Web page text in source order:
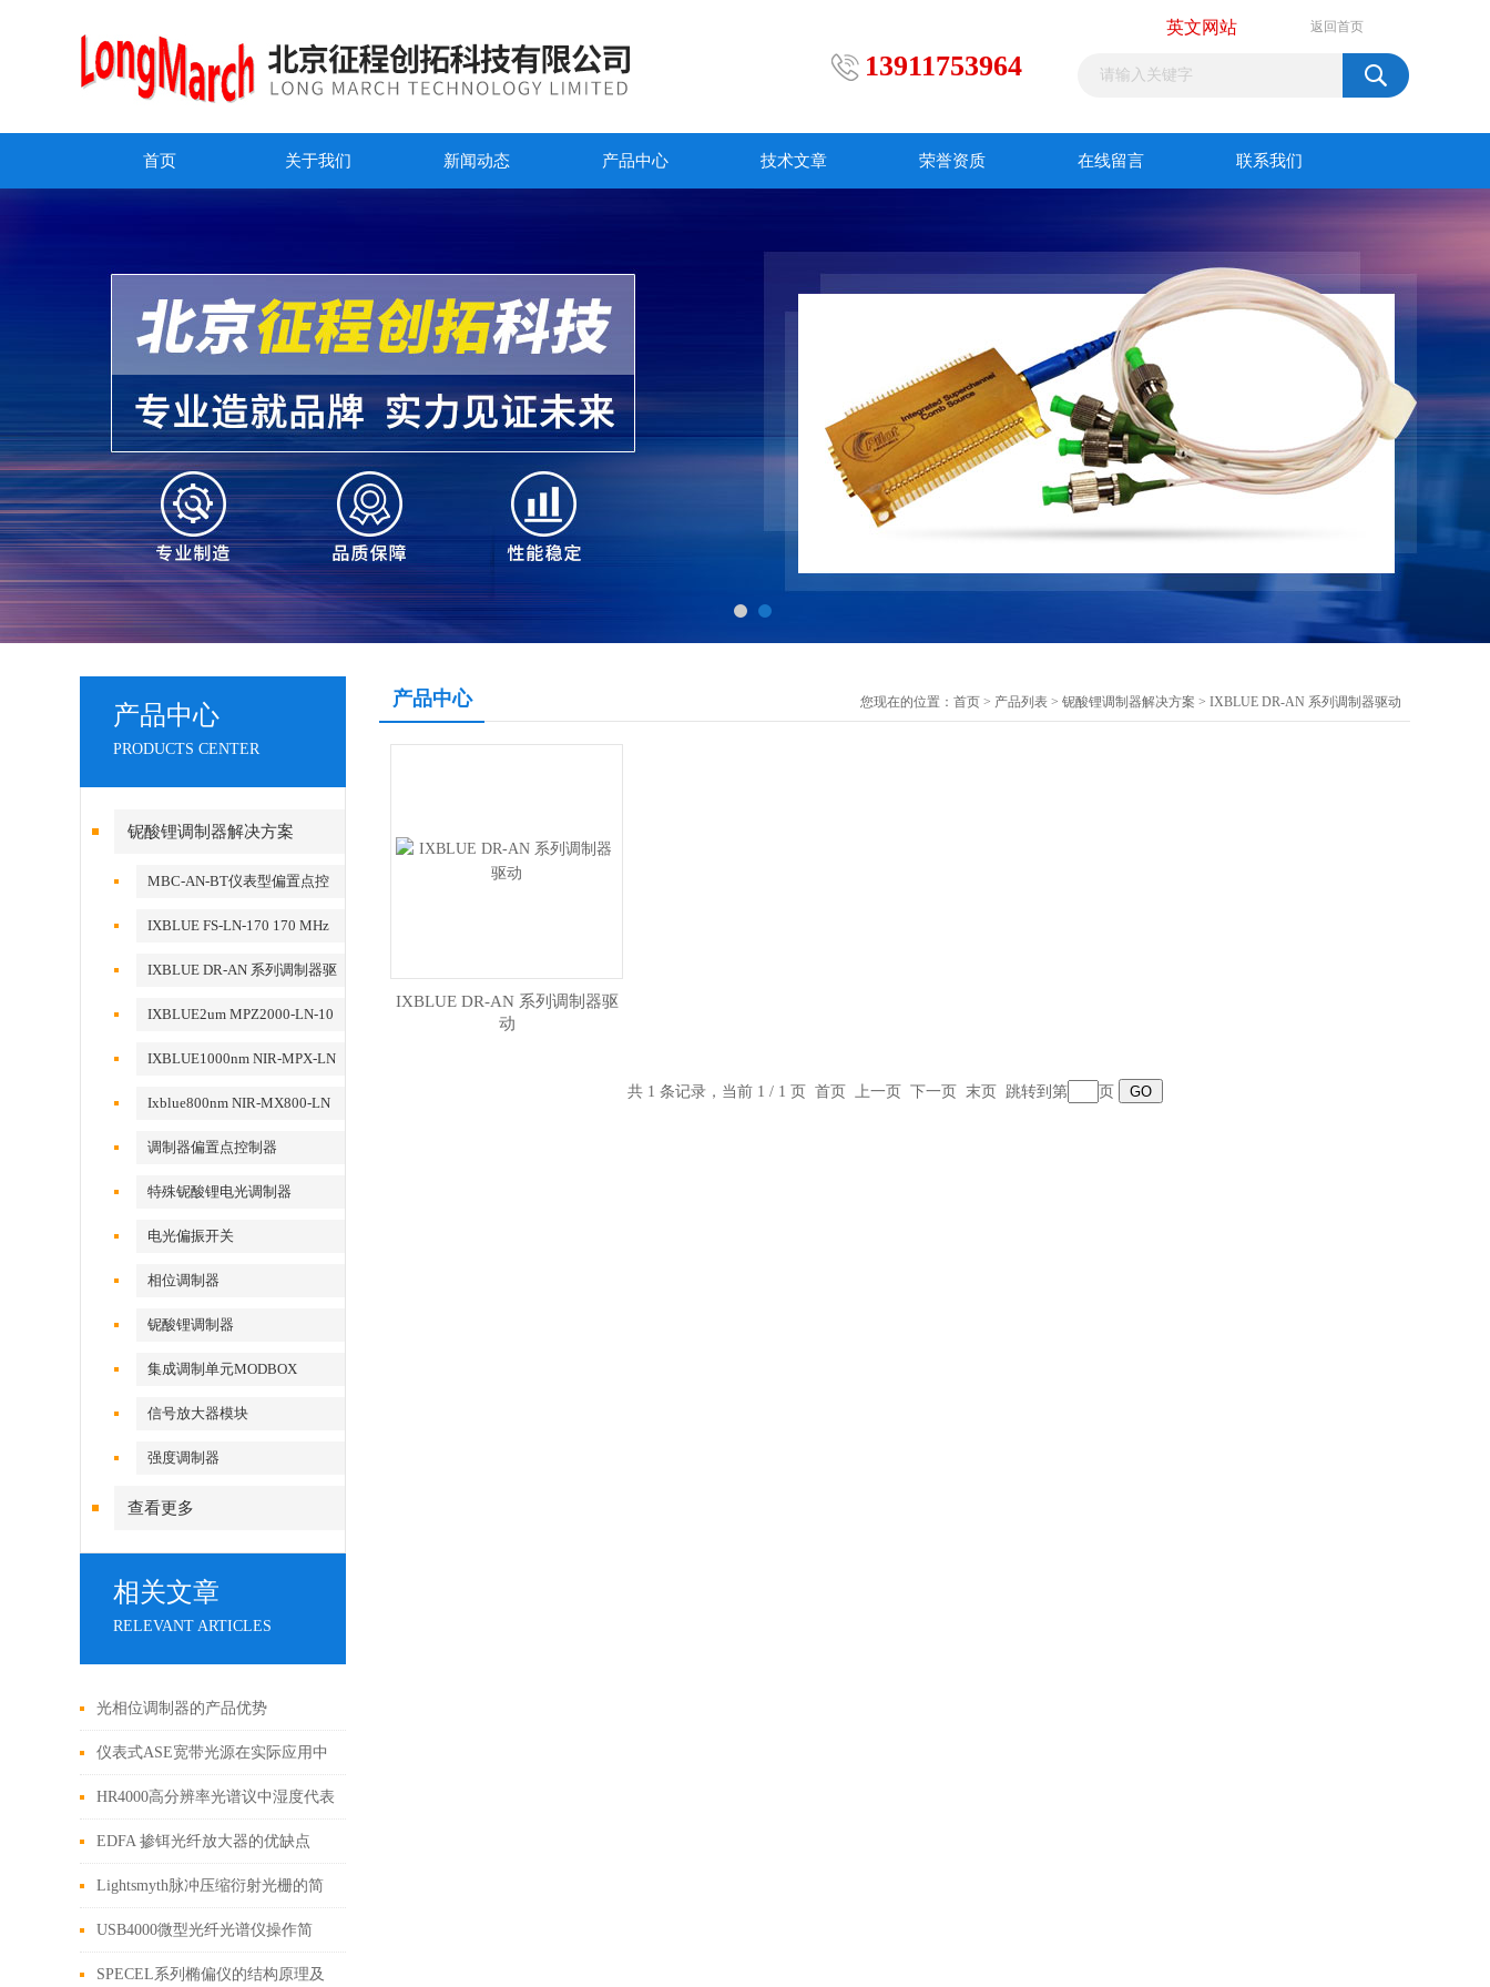
英文网站 返回首页
13911753964
首页 关于我们 新闻动态 产品中心 技术文章 荣誉资质 在线留言 联系我们
产品中心
PRODUCTS CENTER
铌酸锂调制器解决方案
MBC-AN-BT仪表型偏置点控
IXBLUE FS-LN-170 170 MHz
IXBLUE DR-AN 系列调制器驱
IXBLUE2um MPZ2000-LN-10
IXBLUE1000nm NIR-MPX-LN
Ixblue800nm NIR-MX800-LN
系列强度调制器
调制器偏置点控制器
特殊铌酸锂电光调制器
电光偏振开关
相位调制器
铌酸锂调制器
集成调制单元MODBOX
信号放大器模块
强度调制器
查看更多
相关文章
RELEVANT ARTICLES
光相位调制器的产品优势
仪表式ASE宽带光源在实际应用中
有着广泛的适用性
HR4000高分辨率光谱议中湿度代表
着什么呢
EDFA 掺铒光纤放大器的优缺点
Lightsmyth脉冲压缩衍射光栅的简
单介绍
USB4000微型光纤光谱仪操作简
单，性能优异
SPECEL系列椭偏仪的结构原理及
产品中心 您现在的位置： 首页 > 产品列表 > 铌酸锂调制器解决方案 > IXBLUE DR-AN 系列调制器驱动
IXBLUE DR-AN 系列调制器驱
动
共 1 条记录，当前 1 / 1 页 首页 上一页 下一页 末页 跳转到第 页